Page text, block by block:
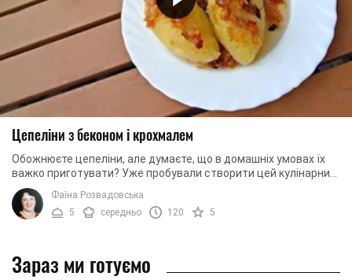
Цепеліни з беконом і крохмалем
Обожнюєте цепеліни, але думаєте, що в домашніх умовах їх
важко приготувати? Уже пробували створити цей кулінарний
шедевр, але результат вас не ...
Фаїна Розвадовська
5
середньо 120 5
Зараз ми готуємо